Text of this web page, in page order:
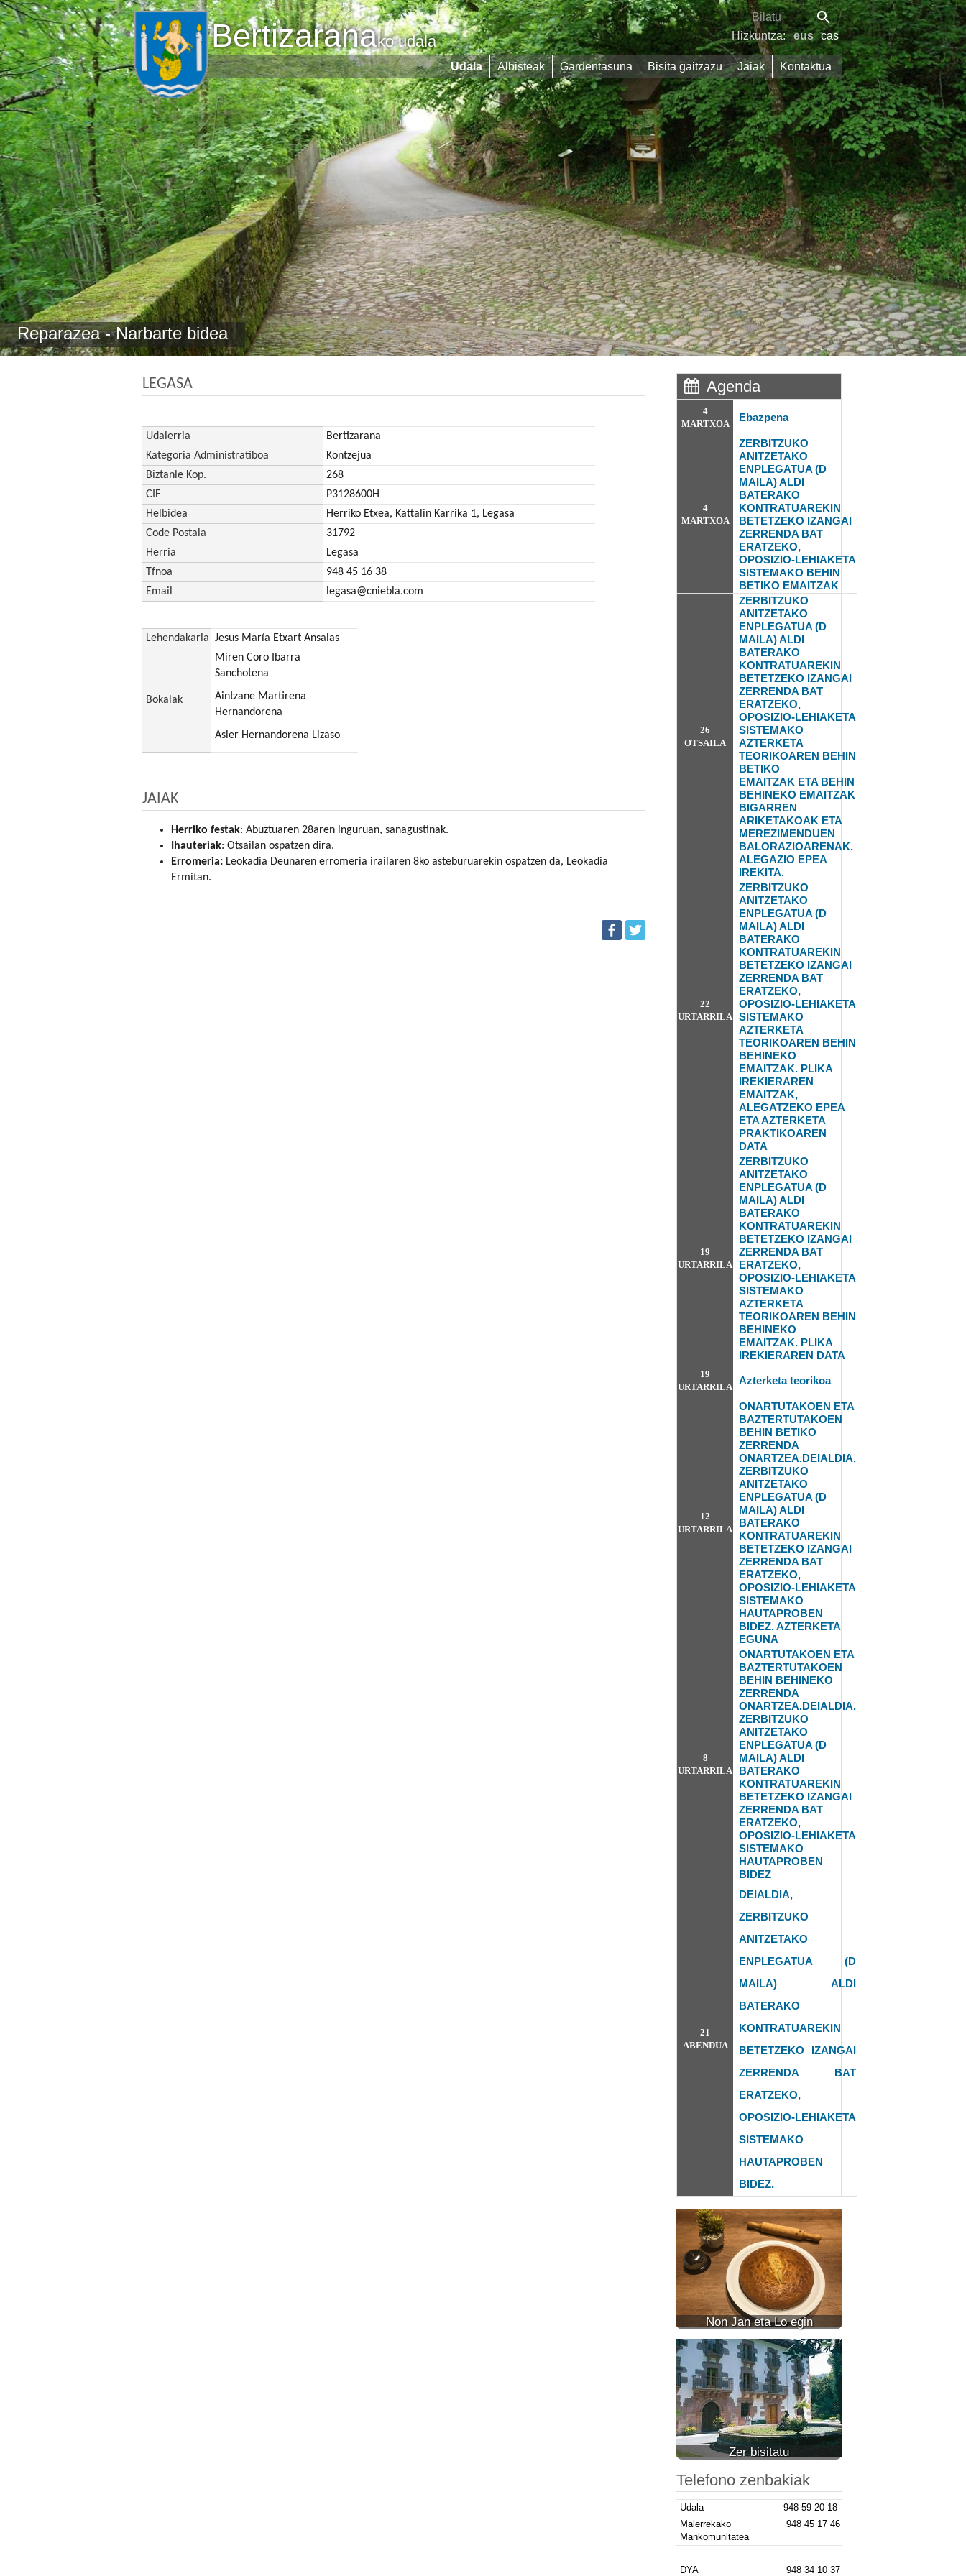
Reparazea - Narbarte bidea
Bertizaranako udala
Udala Albisteak Gardentasuna Bisita gaitzazu Jaiak Kontaktua
Hizkuntza: eus cas
LEGASA
Udalerria
Bertizarana
Kategoria Administratiboa
Kontzejua
Biztanle Kop.
268
CIF
P3128600H
Helbidea
Herriko Etxea, Kattalin Karrika 1, Legasa
Code Postala
31792
Herria
Legasa
Tfnoa
948 45 16 38
Email
legasa@cniebla.com
Lehendakaria Jesus María Etxart Ansalas
Bokalak
Miren Coro Ibarra
Sanchotena
Aintzane Martirena
Hernandorena
Asier Hernandorena Lizaso
JAIAK
Herriko festak: Abuztuaren 28aren inguruan, sanagustinak.
Ihauteriak: Otsailan ospatzen dira.
Erromeria: Leokadia Deunaren erromeria irailaren 8ko asteburuarekin ospatzen da, Leokadia
Ermitan.
Agenda
4
MARTXOA
Ebazpena
4
MARTXOA
ZERBITZUKO
ANITZETAKO
ENPLEGATUA (D
MAILA) ALDI
BATERAKO
KONTRATUAREKIN
BETETZEKO IZANGAI
ZERRENDA BAT
ERATZEKO,
OPOSIZIO-LEHIAKETA
SISTEMAKO BEHIN
BETIKO EMAITZAK
26
OTSAILA
ZERBITZUKO
ANITZETAKO
ENPLEGATUA (D
MAILA) ALDI
BATERAKO
KONTRATUAREKIN
BETETZEKO IZANGAI
ZERRENDA BAT
ERATZEKO,
OPOSIZIO-LEHIAKETA
SISTEMAKO
AZTERKETA
TEORIKOAREN BEHIN
BETIKO
EMAITZAK ETA BEHIN
BEHINEKO EMAITZAK
BIGARREN
ARIKETAKOAK ETA
MEREZIMENDUEN
BALORAZIOARENAK.
ALEGAZIO EPEA
IREKITA.
22
URTARRILA
ZERBITZUKO
ANITZETAKO
ENPLEGATUA (D
MAILA) ALDI
BATERAKO
KONTRATUAREKIN
BETETZEKO IZANGAI
ZERRENDA BAT
ERATZEKO,
OPOSIZIO-LEHIAKETA
SISTEMAKO
AZTERKETA
TEORIKOAREN BEHIN
BEHINEKO
EMAITZAK. PLIKA
IREKIERAREN
EMAITZAK,
ALEGATZEKO EPEA
ETA AZTERKETA
PRAKTIKOAREN
DATA
19
URTARRILA
ZERBITZUKO
ANITZETAKO
ENPLEGATUA (D
MAILA) ALDI
BATERAKO
KONTRATUAREKIN
BETETZEKO IZANGAI
ZERRENDA BAT
ERATZEKO,
OPOSIZIO-LEHIAKETA
SISTEMAKO
AZTERKETA
TEORIKOAREN BEHIN
BEHINEKO
EMAITZAK. PLIKA
IREKIERAREN DATA
19
URTARRILA
Azterketa teorikoa
12
URTARRILA
ONARTUTAKOEN ETA
BAZTERTUTAKOEN
BEHIN BETIKO
ZERRENDA
ONARTZEA.DEIALDIA,
ZERBITZUKO
ANITZETAKO
ENPLEGATUA (D
MAILA) ALDI
BATERAKO
KONTRATUAREKIN
BETETZEKO IZANGAI
ZERRENDA BAT
ERATZEKO,
OPOSIZIO-LEHIAKETA
SISTEMAKO
HAUTAPROBEN
BIDEZ. AZTERKETA
EGUNA
8
URTARRILA
ONARTUTAKOEN ETA
BAZTERTUTAKOEN
BEHIN BEHINEKO
ZERRENDA
ONARTZEA.DEIALDIA,
ZERBITZUKO
ANITZETAKO
ENPLEGATUA (D
MAILA) ALDI
BATERAKO
KONTRATUAREKIN
BETETZEKO IZANGAI
ZERRENDA BAT
ERATZEKO,
OPOSIZIO-LEHIAKETA
SISTEMAKO
HAUTAPROBEN
BIDEZ
21
ABENDUA
DEIALDIA,
ZERBITZUKO
ANITZETAKO
ENPLEGATUA (D
MAILA) ALDI
BATERAKO
KONTRATUAREKIN
BETETZEKO IZANGAI
ZERRENDA BAT
ERATZEKO,
OPOSIZIO-LEHIAKETA
SISTEMAKO
HAUTAPROBEN
BIDEZ.
Non Jan eta Lo egin
Zer bisitatu
Telefono zenbakiak
Udala
948 59 20 18
Malerrekako
Mankomunitatea
948 45 17 46
DYA 948 34 10 37